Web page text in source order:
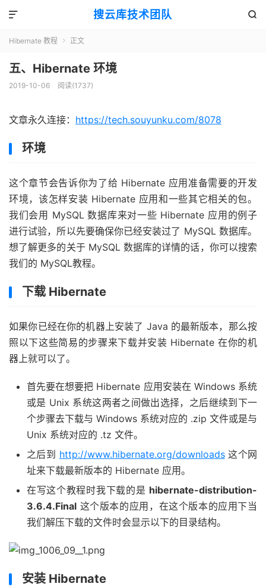
搜云库技术团队 

Hibernate 教程  正文
五、Hibernate 环境
2019-10-06 阅读(1737)
文章永久连接： https://tech.souyunku.com/8078
环境
这个章节会告诉你为了给 Hibernate 应用准备需要的开发
环境，该怎样安装 Hibernate 应用和一些其它相关的包。
我们会用 MySQL 数据库来对一些 Hibernate 应用的例子
进行试验，所以先要确保你已经安装过了 MySQL 数据库。
想了解更多的关于 MySQL 数据库的详情的话，你可以搜索
我们的 MySQL教程。
下载 Hibernate
如果你已经在你的机器上安装了 Java 的最新版本，那么按
照以下这些简易的步骤来下载并安装 Hibernate 在你的机
器上就可以了。
首先要在想要把 Hibernate 应用安装在 Windows 系统
或是 Unix 系统这两者之间做出选择，之后继续到下一
个步骤去下载与 Windows 系统对应的 .zip 文件或是与
Unix 系统对应的 .tz 文件。
之后到 http://www.hibernate.org/downloads这个网
址来下载最新版本的 Hibernate 应用。
在写这个教程时我下载的是 hibernate-distribution-
3.6.4.Final 这个版本的应用，在这个版本的应用下当
我们解压下载的文件时会显示以下的目录结构。
安装 Hibernate